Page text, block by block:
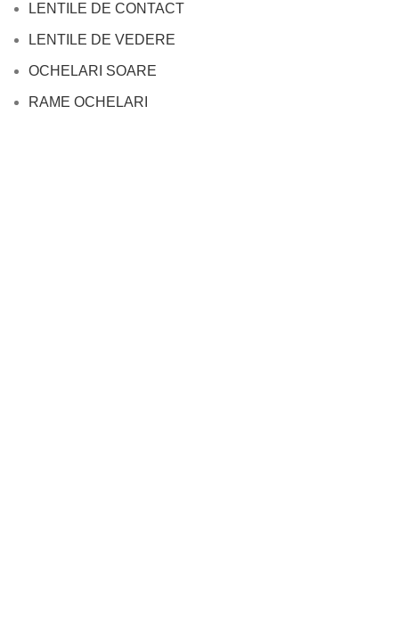
LENTILE DE CONTACT
LENTILE DE VEDERE
OCHELARI SOARE
RAME OCHELARI